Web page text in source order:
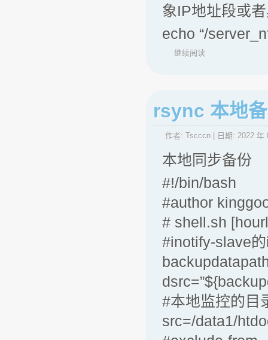
象IP地址段或
echo “/
继续阅读
rsync 本地
作者: Tscccn | 日期: 2022 年
本地同步备份
#!/bin/bash
#author
# shell.sh
#inotify-slave
#本地监控的目
src=/data1/